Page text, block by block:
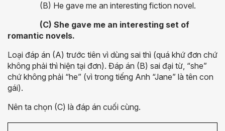
(B) He gave me an interesting fiction novel.
(C) She gave me an interesting set of
romantic novels.
Loại đáp án (A) trước tiên vì dùng sai thì (quá khứ đơn chứ
không phải thì hiện tại đơn). Đáp án (B) sai đại từ, “she”
chứ không phải “he” (vì trong tiếng Anh “Jane” là tên con
gái).
Nên ta chọn (C) là đáp án cuối cùng.